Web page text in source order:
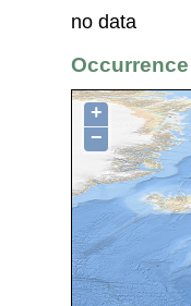
no data
Occurrence
+
−